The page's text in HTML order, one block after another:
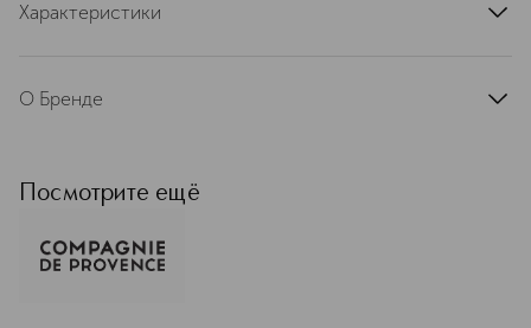
Характеристики
О Бренде
представлен более чем в 40 странах
мира. Он специализируется на
Посмотрите ещё